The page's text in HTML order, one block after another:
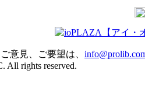
意見、ご要望は、
All rights reserved.